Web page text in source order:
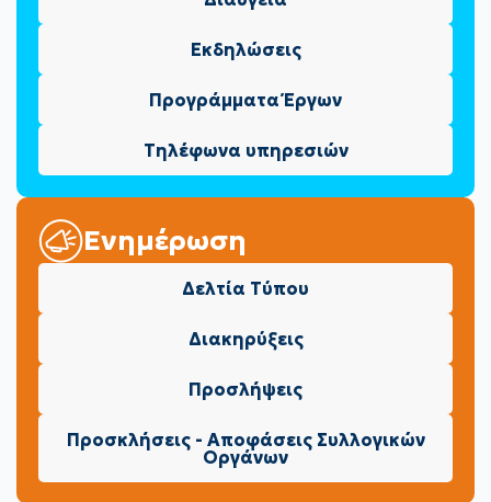
Εκδηλώσεις
Προγράμματα Έργων
Τηλέφωνα υπηρεσιών
Ενημέρωση
Δελτία Τύπου
Διακηρύξεις
Προσλήψεις
Προσκλήσεις - Αποφάσεις Συλλογικών
Οργάνων